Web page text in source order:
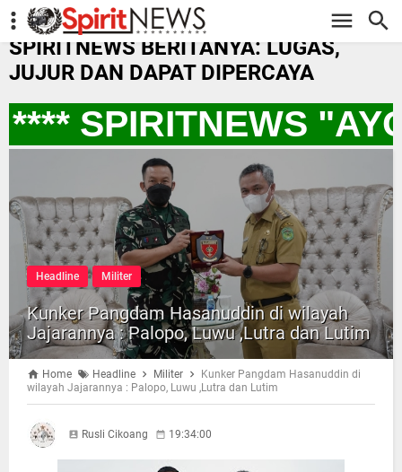
-->
SPIRITNEWS BERITANYA: LUGAS,
JUJUR DAN DAPAT DIPERCAYA
SPIRITNEWS "AYO
Headline Militer
Kunker Pangdam Hasanuddin di wilayah
Jajarannya : Palopo, Luwu ,Lutra dan Lutim
Home Headline Militer
Kunker Pangdam Hasanuddin di
wilayah Jajarannya : Palopo, Luwu ,Lutra dan Lutim
Rusli Cikoang 19:34:00